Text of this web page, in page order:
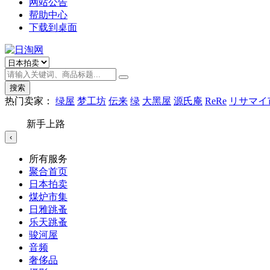
网站公告
帮助中心
下载到桌面
搜索
热门卖家： 绿屋 梦工坊 伝来 绿 大黑屋 源氏庵 ReRe リサマ
新手上路
‹
所有服务
聚合首页
日本拍卖
煤炉市集
日雅跳蚤
乐天跳蚤
骏河屋
音频
奢侈品